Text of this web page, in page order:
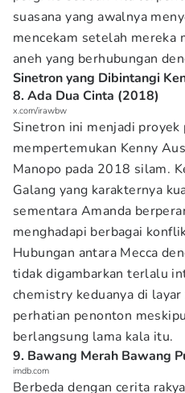
suasana yang awalnya
mencekam setelah mereka
aneh yang berhubungan
Sinetron yang Dibintangi
8. Ada Dua Cinta (2018)
x.com/irawbw
Sinetron ini menjadi proyek
mempertemukan Kenny
Manopo pada 2018 silam.
Galang yang karakternya
sementara Amanda
menghadapi berbagai
Hubungan antara Mecca
tidak digambarkan terlalu
chemistry keduanya di
perhatian penonton
berlangsung lama kala itu.
9. Bawang Merah Bawang
imdb.com
Berbeda dengan cerita